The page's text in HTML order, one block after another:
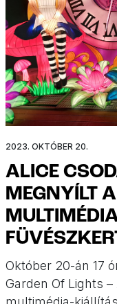
2023. OKTÓBER 20.
ALICE
MEGNYÍLT
Október 20-án 17
Garden Of Lights